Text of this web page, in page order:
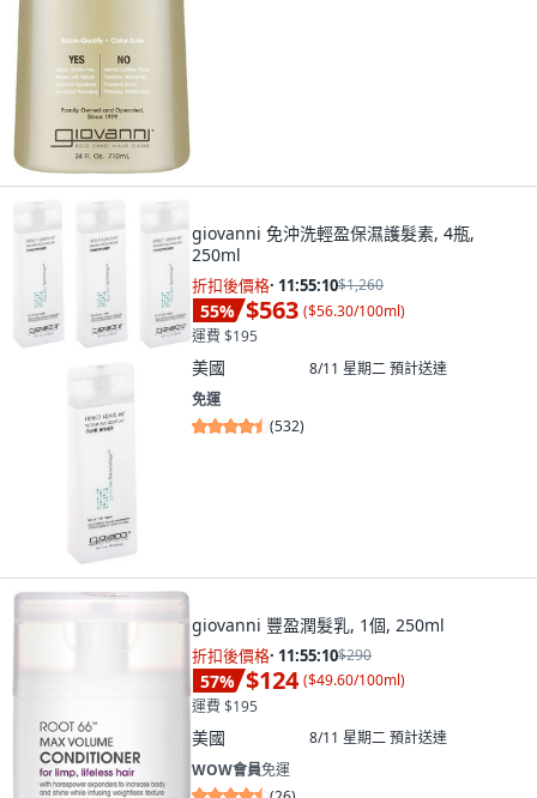
giovanni 免沖洗輕盈保濕護髮素, 4瓶,
250ml
折扣後價格· 11:55:08$1,260
55% $563 ($56.30/100ml)
運費 $195
美國 8/11 星期二預計送達
免運
(532)
giovanni 豐盈潤髮乳, 1個, 250ml
折扣後價格· 11:55:08$290
57% $124 ($49.60/100ml)
運費 $195
美國 8/11 星期二預計送達
WOW會員免運